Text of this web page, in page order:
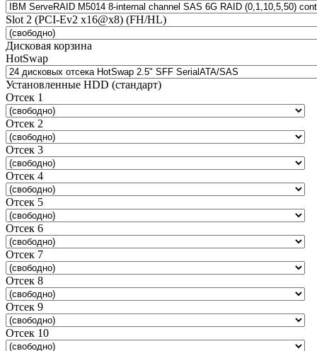
Slot 2 (PCI-Ev2 x16@x8) (FH/HL)
Дисковая корзина
HotSwap
Установленные HDD (стандарт)
Отсек 1
Отсек 2
Отсек 3
Отсек 4
Отсек 5
Отсек 6
Отсек 7
Отсек 8
Отсек 9
Отсек 10